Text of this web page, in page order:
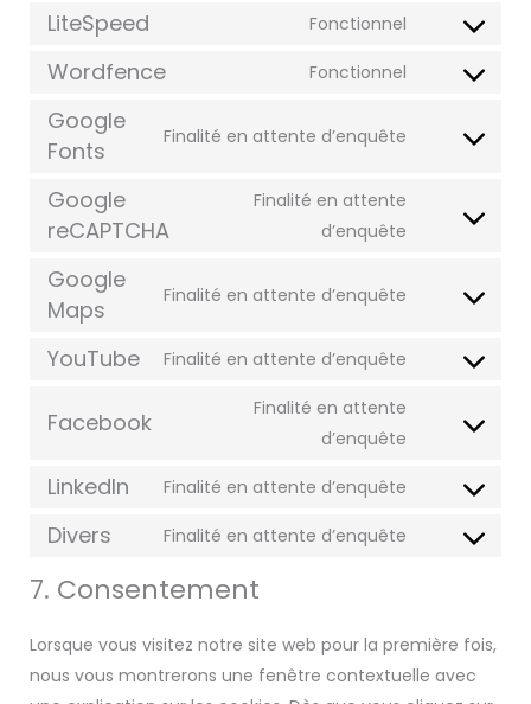
LiteSpeed Fonctionnel
Wordfence Fonctionnel
Google
Fonts
Finalité en attente d’enquête
Google
reCAPTCHA
Finalité en attente
d’enquête
Google
Maps
Finalité en attente d’enquête
YouTube Finalité en attente d’enquête
Facebook
Finalité en attente
d’enquête
LinkedIn Finalité en attente d’enquête
Divers Finalité en attente d’enquête
7. Consentement
Lorsque vous visitez notre site web pour la première fois,
nous vous montrerons une fenêtre contextuelle avec